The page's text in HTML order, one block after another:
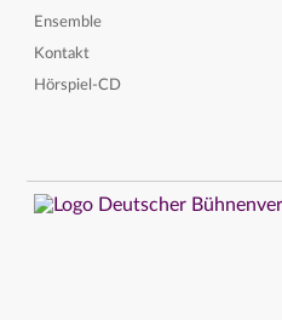
Ensemble
Kontakt
Hörspiel-CD